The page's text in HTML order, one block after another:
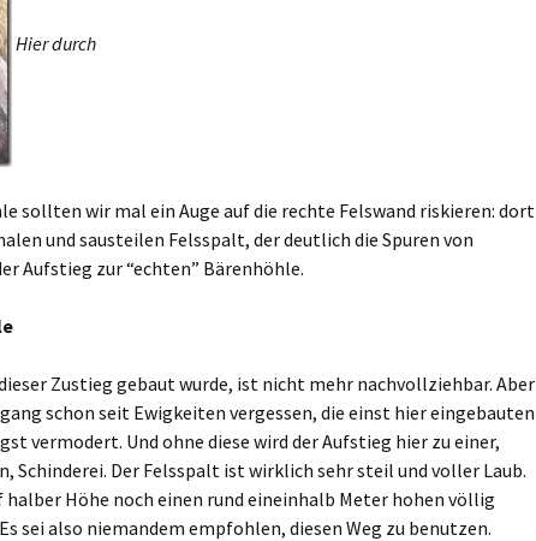
Hier durch
sollten wir mal ein Auge auf die rechte Felswand riskieren: dort
und sausteilen Felsspalt, der deutlich die Spuren von
Aufstieg zur “echten” Bärenhöhle.
Zustieg gebaut wurde, ist nicht mehr nachvollziehbar. Aber
schon seit Ewigkeiten vergessen, die einst hier eingebauten
vermodert. Und ohne diese wird der Aufstieg hier zu einer,
Schinderei. Der Felsspalt ist wirklich sehr steil und voller Laub.
halber Höhe noch einen rund eineinhalb Meter hohen völlig
sei also niemandem empfohlen, diesen Weg zu benutzen.